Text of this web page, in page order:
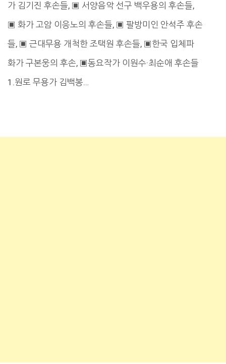
가 김기진 후손들, ▣ 서양음악 선구 백우용의 후손들,
▣ 화가 고암 이응노의 후손들, ▣ 팔방미인 안석주 후손
들, ▣ 근대무용 개척한 조택원 후손들, ▣한국 입체파
화가 구본웅의 후손, ▣동요작가 이원수·최순애 후손들
1.원로 무용가 김백봉…